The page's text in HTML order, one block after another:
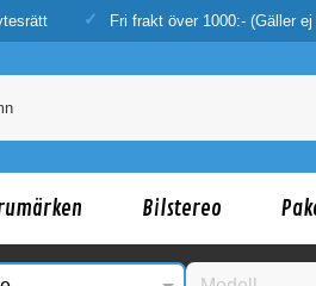
Fri frakt över 1000:- (Gäller
Bilstereo